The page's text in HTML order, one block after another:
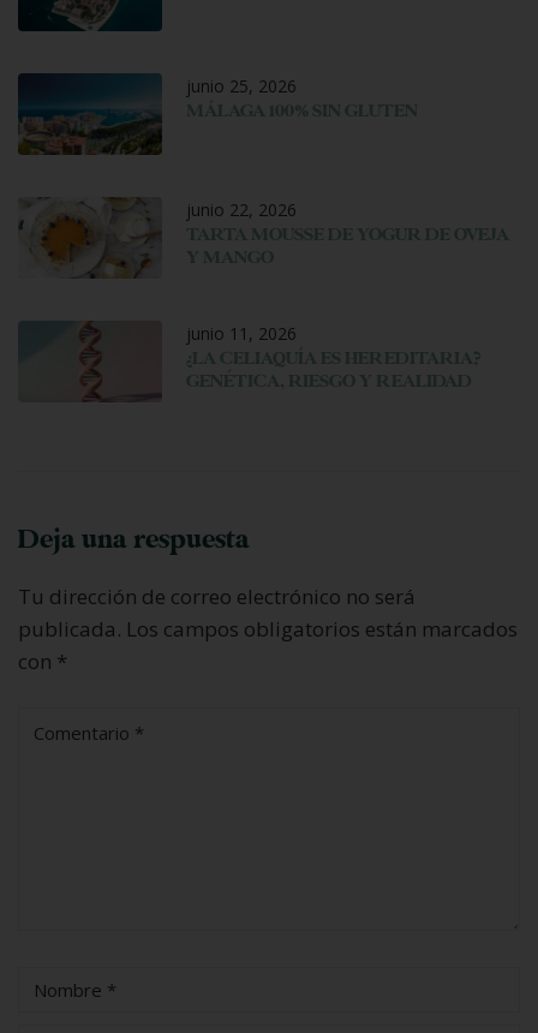
junio 25, 2026
MÁLAGA 100% SIN GLUTEN
junio 22, 2026
TARTA MOUSSE DE YOGUR DE OVEJA
Y MANGO
junio 11, 2026
¿LA CELIAQUÍA ES HEREDITARIA?
GENÉTICA, RIESGO Y REALIDAD
Deja una respuesta
Tu dirección de correo electrónico no será
publicada. Los campos obligatorios están marcados
con *